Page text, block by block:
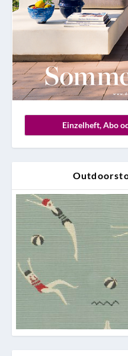
Einzelheft, Abo